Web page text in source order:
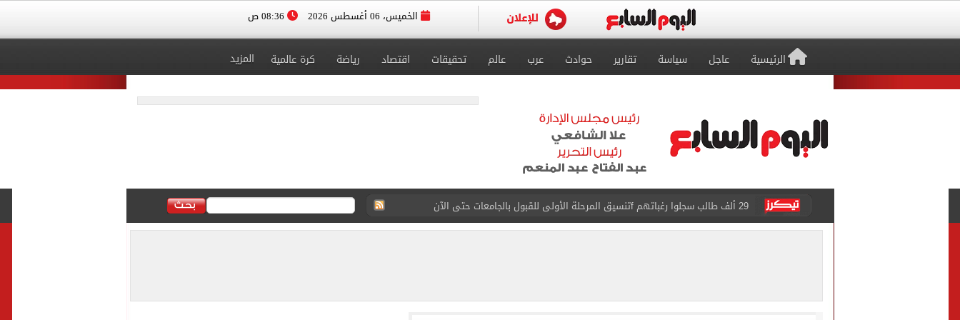
الخميس، 06 أغسطس 2026
الرئيسية عاجل سياسة تقارير حوادث عرب عالم تحقيقات اقتصاد رياضة كرة عالمية المزيد
29 ألف طالب سجلوا رغباتهم fتنسيق المرحلة الأولى للقبول بالجامعات حتى الآن